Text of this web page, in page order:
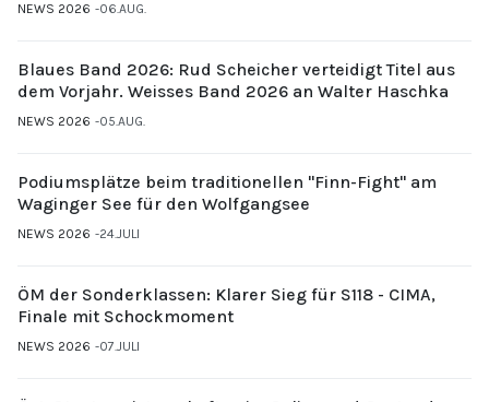
NEWS 2026 06.AUG.
Blaues Band 2026: Rud Scheicher verteidigt Titel aus
dem Vorjahr. Weisses Band 2026 an Walter Haschka
NEWS 2026 05.AUG.
Podiumsplätze beim traditionellen "Finn-Fight" am
Waginger See für den Wolfgangsee
NEWS 2026 24.JULI
ÖM der Sonderklassen: Klarer Sieg für S118 - CIMA,
Finale mit Schockmoment
NEWS 2026 07.JULI